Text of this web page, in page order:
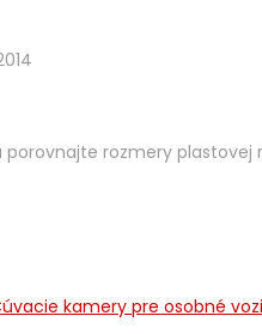
porovnajte rozmery
kamery pre osobné